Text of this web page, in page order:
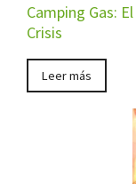
Camping Gas:
Crisis
Leer más